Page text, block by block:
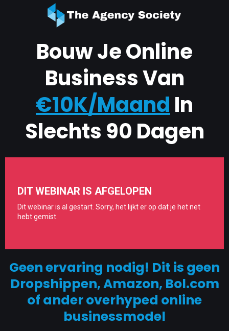
Bouw Je Online
Business Van
€10K/Maand In
Slechts 90 Dagen
Geen ervaring nodig! Dit is geen
Dropshippen, Amazon, Bol.com
of ander overhyped online
businessmodel